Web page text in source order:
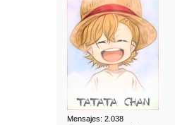
Mensajes: 2.038